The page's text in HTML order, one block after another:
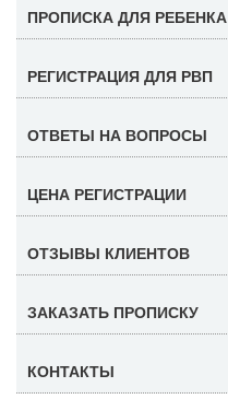
ПРОПИСКА ДЛЯ РЕБЕНКА
РЕГИСТРАЦИЯ ДЛЯ РВП
ОТВЕТЫ НА ВОПРОСЫ
ЦЕНА РЕГИСТРАЦИИ
ОТЗЫВЫ КЛИЕНТОВ
ЗАКАЗАТЬ ПРОПИСКУ
КОНТАКТЫ